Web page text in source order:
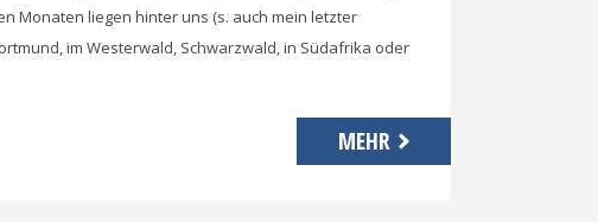
Monaten liegen hinter uns (s. auch mein letzter
im Westerwald, Schwarzwald, in Südafrika oder
MEHR